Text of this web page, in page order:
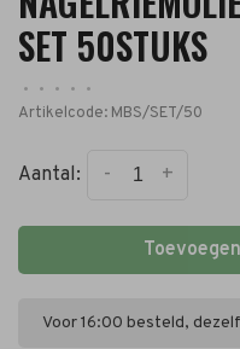
SET 50STUKS
• • • •
•
Artikelcode: MBS/SET/50
Aantal: +
-
Voor 16:00 besteld,